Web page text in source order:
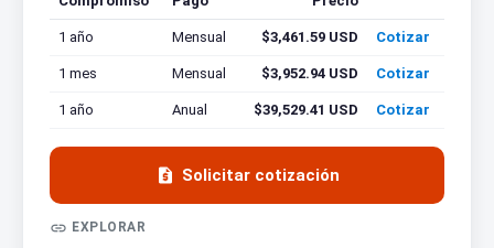
1 año
Mensual $3,461.59 USD Cotizar
1 mes Mensual $3,952.94 USD Cotizar
1 año Anual $39,529.41 USD Cotizar
 Solicitar cotización
 EXPLORAR